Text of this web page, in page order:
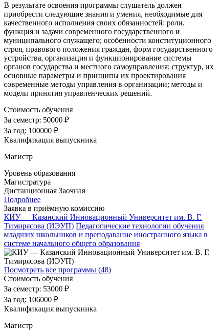
В результате освоения программы слушатель должен
приобрести следующие знания и умения, необходимые для
качественного исполнения своих обязанностей: роли,
функция и задачи современного государственного и
муниципального служащего; особенности конституционного
строя, правового положения граждан, форм государственного
устройства, организация и функционирование системы
органов государства и местного самоуправления; структур, их
основные параметры и принципы их проектирования
современные методы управления в организации; методы и
модели принятия управленческих решений.
Стоимость обучения
За семестр: 50000 ₽
За год: 100000 ₽
Квалификация выпускника
Магистр
Уровень образования
Магистратура
Дистанционная Заочная
Подробнее
Заявка в приёмную комиссию
КИУ — Казанский Инновационный Университет им. В. Г.
Тимирясова (ИЭУП) Педагогические технологии обучения
младших школьников и преподавание иностранного языка в
системе начального общего образования
Посмотреть все программы (48)
Стоимость обучения
За семестр: 53000 ₽
За год: 106000 ₽
Квалификация выпускника
Магистр